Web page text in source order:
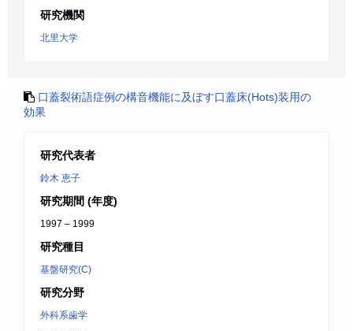
研究機関
北里大学
口蓋裂術語症例の構音機能に及ぼす口蓋床(Hots)装用の
効果
研究代表者
鈴木 恵子
研究期間 (年度)
1997 – 1999
研究種目
基盤研究(C)
研究分野
外科系歯学